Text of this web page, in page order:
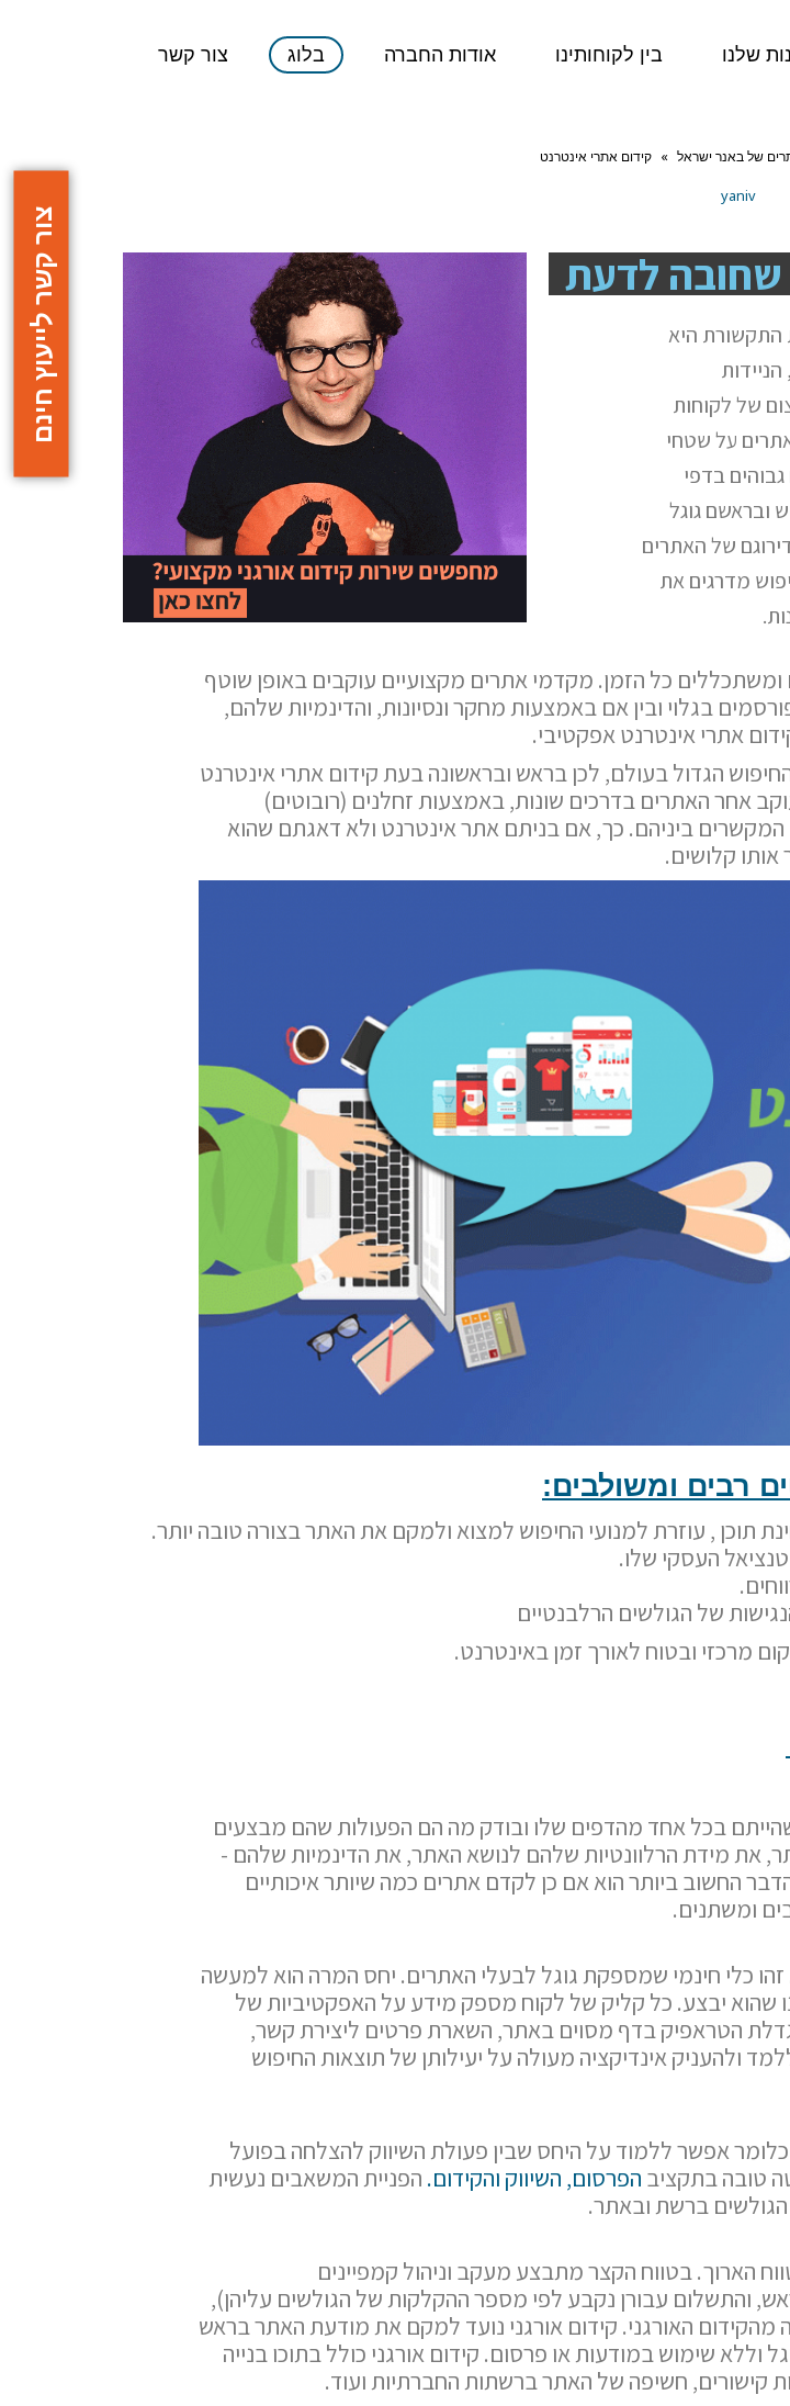
שלנו בין לקוחותינו אודות החברה בלוג צור קשר
של באנר ישראל » קידום אתרי אינטרנט
yaniv
שחובה לדעת
התקשורת היא
של לקוחות
על שטחי
בדפי
ובראשם גוגל
של האתרים
מדרגים את
כל הזמן. מקדמי אתרים מקצועיים עוקבים באופן שוטף
בגלוי ובין אם באמצעות מחקר ונסיונות, והדינמיות שלהם,
אתרי אינטרנט אפקטיבי.
הגדול בעולם, לכן בראש ובראשונה בעת קידום אתרי אינטרנט
אחר האתרים בדרכים שונות, באמצעות זחלנים (רובוטים)
המקשרים ביניהם. כך, אם בניתם אתר אינטרנט ולא דאגתם שהוא
קלושים.
רבים ומשולבים:
תוכן , עוזרת למנועי החיפוש למצוא ולמקם את האתר בצורה טובה יותר.
העסקי שלו.
של הגולשים הרלבנטיים
מרכזי ובטוח לאורך זמן באינטרנט.
בכל אחד מהדפים שלו ובודק מה הם הפעולות שהם מבצעים
את מידת הרלוונטיות שלהם לנושא האתר, את הדינמיות שלהם -
החשוב ביותר הוא אם כן לקדם אתרים כמה שיותר איכותיים
ומשתנים.
כלי חינמי שמספקת גוגל לבעלי האתרים. יחס המרה הוא למעשה
יבצע. כל קליק של לקוח מספק מידע על האפקטיביות של
הטראפיק בדף מסוים באתר, השארת פרטים ליצירת קשר,
ולהעניק אינדיקציה מעולה על יעילותן של תוצאות החיפוש
כלומר אפשר ללמוד על היחס שבין פעולת השיווק להצלחה בפועל
טובה בתקציב הפרסום, השיווק והקידום. הפניית המשאבים נעשית
ברשת ובאתר.
הארוך. בטווח הקצר מתבצע מעקב וניהול קמפיינים
והתשלום עבורן נקבע לפי מספר ההקלקות של הגולשים עליהן),
האורגני. קידום אורגני נועד למקם את מודעת האתר בראש
שימוש במודעות או פרסום. קידום אורגני כולל בתוכו בנייה
קישורים, חשיפה של האתר ברשתות החברתיות ועוד.
צור קשר לייעוץ חינם